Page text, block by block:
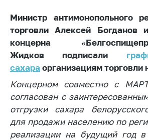
Официальные
геральдические
символы
5 лет МАРТ
Деятельность
Ценовая политика
Антимонопольное
регулирование и
конкуренция
Министр антимонопольного
торговли Алексей Богданов
концерна
Жидков подписали
сахара организациям торговли
Концерном совместно с
согласован с
отгрузки сахара
для продажи населению по
реализации на будущий год